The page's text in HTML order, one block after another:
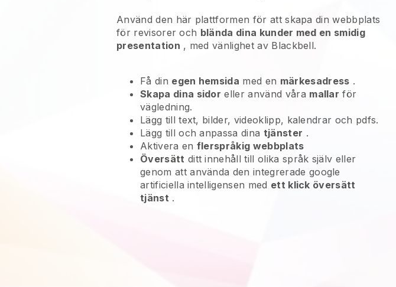
Använd den här plattformen för att skapa din webbplats
för revisorer och blända dina kunder med en smidig
presentation , med vänlighet av Blackbell.
Få din egen hemsida med en märkesadress .
Skapa dina sidor eller använd våra mallar för
vägledning.
Lägg till text, bilder, videoklipp, kalendrar och pdfs.
Lägg till och anpassa dina tjänster .
Aktivera en flerspråkig webbplats
Översätt ditt innehåll till olika språk själv eller
genom att använda den integrerade google
artificiella intelligensen med ett klick översätt
tjänst .